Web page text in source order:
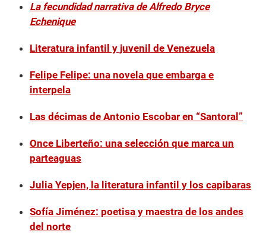
La fecundidad narrativa de Alfredo Bryce
Echenique
Literatura infantil y juvenil de Venezuela
Felipe Felipe: una novela que embarga e
interpela
Las décimas de Antonio Escobar en “Santoral”
Once Liberteño: una selección que marca un
parteaguas
Julia Yepjen, la literatura infantil y los capibaras
Sofía Jiménez: poetisa y maestra de los andes
del norte